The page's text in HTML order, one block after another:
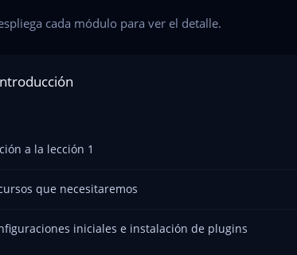
cada módulo para ver el detalle.
a la lección 1
que necesitaremos
iniciales e instalación de plugins